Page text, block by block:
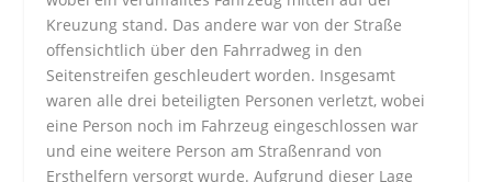
Kreuzung stand. Das andere war von der Straße
offensichtlich über den Fahrradweg in den
Seitenstreifen geschleudert worden. Insgesamt
waren alle drei beteiligten Personen verletzt, wobei
eine Person noch im Fahrzeug eingeschlossen war
und eine weitere Person am Straßenrand von
Ersthelfern versorgt wurde. Aufgrund dieser Lage